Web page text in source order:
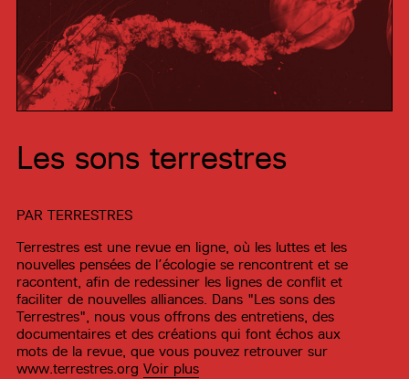
Les sons terrestres
PARTERRESTRES
Terrestres est une revue en ligne, où les luttes et les
nouvelles pensées de l’écologie se rencontrent et se
racontent, afin de redessiner les lignes de conflit et
faciliter de nouvelles alliances. Dans "Les sons des
Terrestres", nous vous offrons des entretiens, des
documentaires et des créations qui font échos aux
mots de la revue, que vous pouvez retrouver sur
www.terrestres.orgVoir plus